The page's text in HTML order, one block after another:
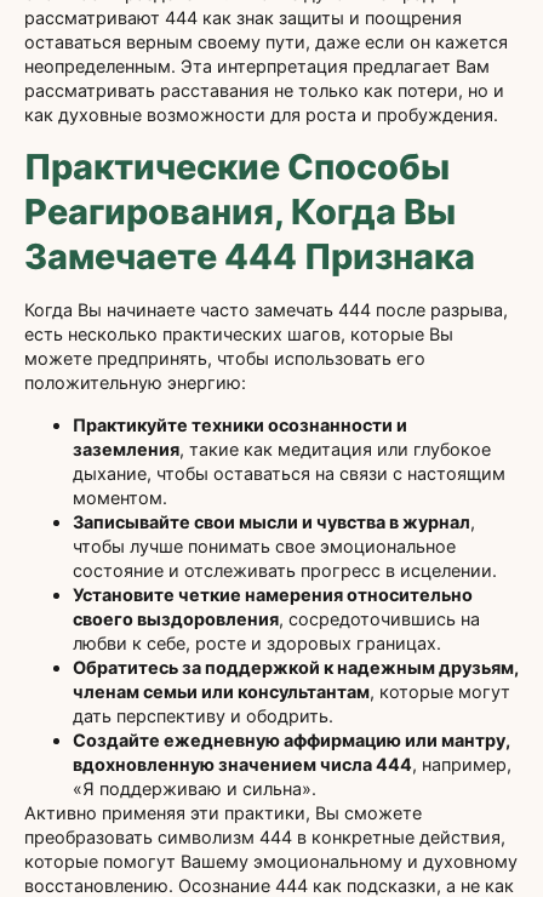
рассматривают 444 как знак защиты и поощрения
оставаться верным своему пути, даже если он кажется
неопределенным. Эта интерпретация предлагает Вам
рассматривать расставания не только как потери, но и
как духовные возможности для роста и пробуждения.
Практические Способы
Реагирования, Когда Вы
Замечаете 444 Признака
Когда Вы начинаете часто замечать 444 после разрыва,
есть несколько практических шагов, которые Вы
можете предпринять, чтобы использовать его
положительную энергию:
Практикуйте техники осознанности и
заземления, такие как медитация или глубокое
дыхание, чтобы оставаться на связи с настоящим
моментом.
Записывайте свои мысли и чувства в журнал,
чтобы лучше понимать свое эмоциональное
состояние и отслеживать прогресс в исцелении.
Установите четкие намерения относительно
своего выздоровления, сосредоточившись на
любви к себе, росте и здоровых границах.
Обратитесь за поддержкой к надежным друзьям,
членам семьи или консультантам, которые могут
дать перспективу и ободрить.
Создайте ежедневную аффирмацию или мантру,
вдохновленную значением числа 444, например,
«Я поддерживаю и сильна».
Активно применяя эти практики, Вы сможете
преобразовать символизм 444 в конкретные действия,
которые помогут Вашему эмоциональному и духовному
восстановлению. Осознание 444 как подсказки, а не как